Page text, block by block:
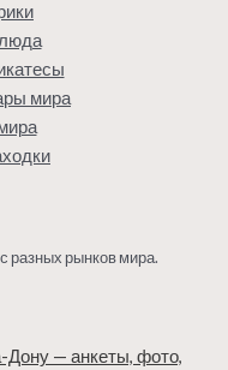
мира
разных рынков мира.
Дону — анкеты, фото,